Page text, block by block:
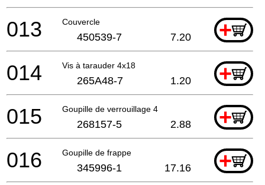
Couvercle +
013 450539-7 7.20
Vis à tarauder 4x18 +
014 265A48-7 1.20
Goupille de verrouillage 4 +
015 268157-5 2.88
Goupille de frappe +
016 345996-1 17.16